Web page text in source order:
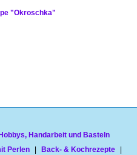
"Okroschka"
Handarbeit und Basteln
Perlen Back- & Kochrezepte